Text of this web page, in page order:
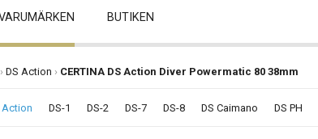
BUTIKEN
› DS Action › CERTINA DS Action Diver Powermatic 80 38mm
Action DS-1 DS-2 DS-7 DS-8 DS Caimano DS PH